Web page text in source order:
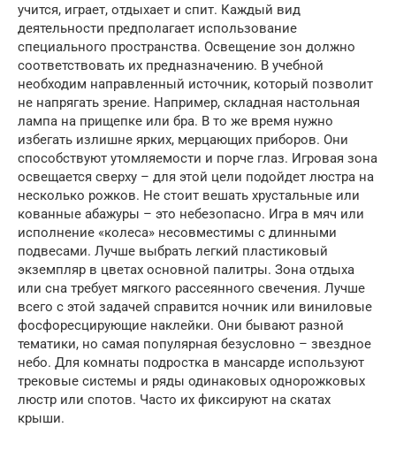
учится, играет, отдыхает и спит. Каждый вид
деятельности предполагает использование
специального пространства. Освещение зон должно
соответствовать их предназначению. В учебной
необходим направленный источник, который позволит
не напрягать зрение. Например, складная настольная
лампа на прищепке или бра. В то же время нужно
избегать излишне ярких, мерцающих приборов. Они
способствуют утомляемости и порче глаз. Игровая зона
освещается сверху – для этой цели подойдет люстра на
несколько рожков. Не стоит вешать хрустальные или
кованные абажуры – это небезопасно. Игра в мяч или
исполнение «колеса» несовместимы с длинными
подвесами. Лучше выбрать легкий пластиковый
экземпляр в цветах основной палитры. Зона отдыха
или сна требует мягкого рассеянного свечения. Лучше
всего с этой задачей справится ночник или виниловые
фосфоресцирующие наклейки. Они бывают разной
тематики, но самая популярная безусловно – звездное
небо. Для комнаты подростка в мансарде используют
трековые системы и ряды одинаковых однорожковых
люстр или спотов. Часто их фиксируют на скатах
крыши.